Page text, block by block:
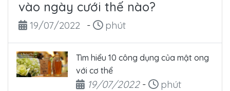
vào ngày cưới thế nào?
Ngày đăng
19/07/2022 - Thời gian đọc
phút
Tìm hiểu 10 công dụng của mật ong
với cơ thể
Ngày đăng
19/07/2022- Thời gian đọc
phút